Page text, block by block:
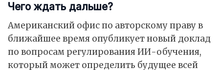
Чего ждать дальше?
Американский офис по авторскому праву в
ближайшее время опубликует новый доклад
по вопросам регулирования ИИ-обучения,
который может определить будущее всей